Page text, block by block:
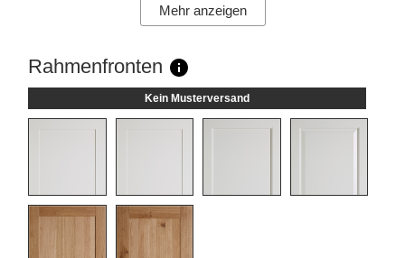
Mehr anzeigen
Rahmenfronten
Kein Musterversand